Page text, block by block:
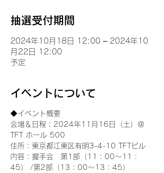
抽選受付期間
2024年10月18日 12:00 – 2024年10
月22日 12:00
予定
イベントについて
◆イベント概要
会場＆日程：2024年11月16日（土）＠
TFT ホール 500
住所：東京都江東区有明3-4-10 TFTビル
内容：握手会　第1部（11：00～11：
45） /第2部（13：00～13：45）